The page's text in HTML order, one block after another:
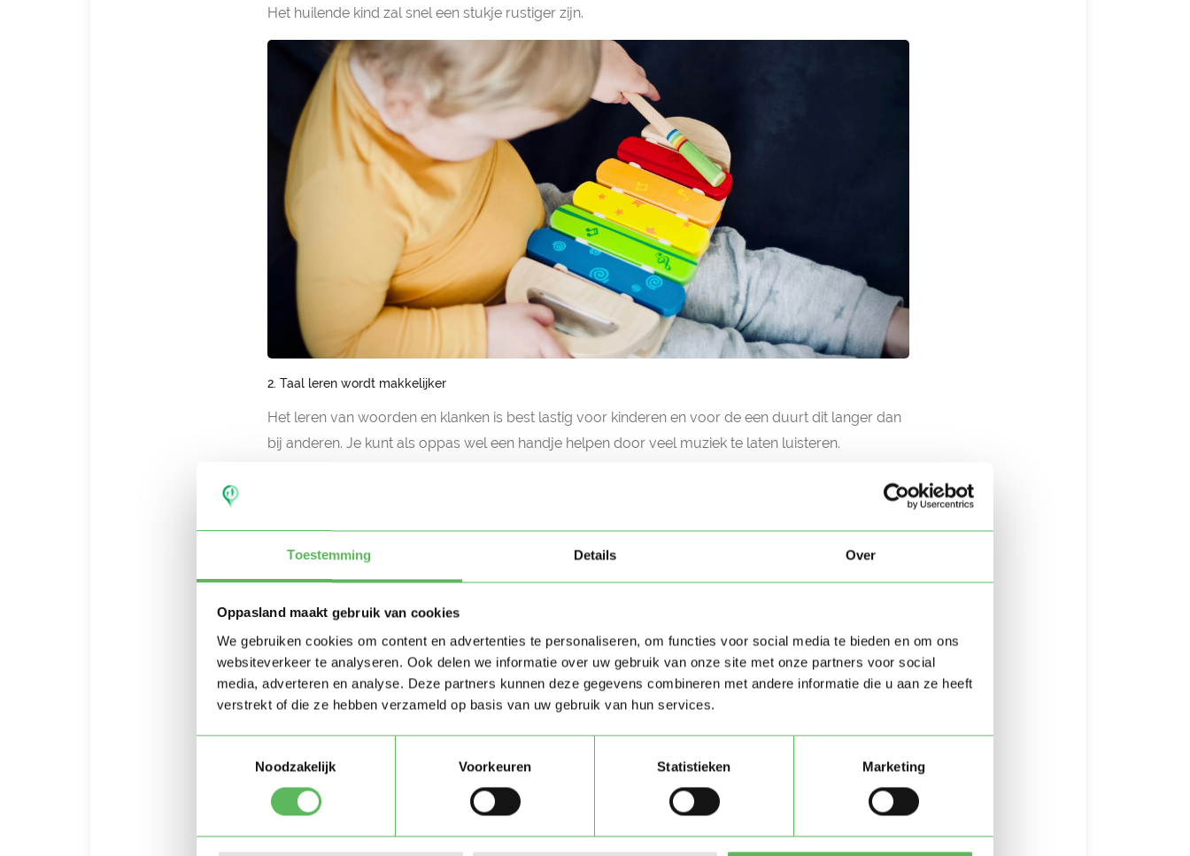
Toestemming Details Over
Oppasland maakt gebruik van cookies
We gebruiken cookies om content en advertenties te personaliseren, om functies voor social media te bieden en om ons
websiteverkeer te analyseren. Ook delen we informatie over uw gebruik van onze site met onze partners voor social
media, adverteren en analyse. Deze partners kunnen deze gegevens combineren met andere informatie die u aan ze heeft
verstrekt of die ze hebben verzameld op basis van uw gebruik van hun services.
Noodzakelijk
Voorkeuren Statistieken Marketing
Het huilende kind zal snel een stukje rustiger zijn.
2. Taal leren wordt makkelijker
Het leren van woorden en klanken is best lastig voor kinderen en voor de een duurt dit langer dan
bij anderen. Je kunt als oppas wel een handje helpen door veel muziek te laten luisteren.
Kinderen leren op die manier klanken te onderscheiden en woorden te leren kennen. Het fijne aan
muziek is dat het ook een aanstekelijk deuntje heeft. Het onthouden van woorden en klanken
wordt hierdoor iets gemakkelijker.
3. Gevoelens uiten
Voor kinderen is het niet altijd makkelijk om duidelijk te maken wat ze voelen. Ze kunnen boos zijn,
verdrietig of juist blij. Door muziek te maken, kunnen kinderen deze gevoelens beter uiten en laten
zien hoe ze zich voelen en daarbij leren ze zelf ook beter omgaan met emoties, blijkt uit onderzoek
4. Zelfvertrouwen stijgt
Zeker als kinderen iets ouder worden en zelf muziek kunnen maken, dan is het uitstekend voor het
vindt wat ze doen, zullen ze daar voldoening uit halen en een beter zelfbeeld krijgen.